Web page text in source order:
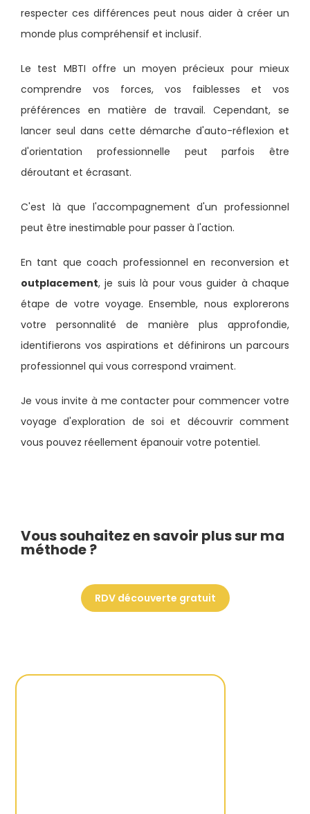
respecter ces différences peut nous aider à créer un
monde plus compréhensif et inclusif.
Le test MBTI offre un moyen précieux pour mieux
comprendre vos forces, vos faiblesses et vos
préférences en matière de travail. Cependant, se
lancer seul dans cette démarche d'auto-réflexion et
d'orientation professionnelle peut parfois être
déroutant et écrasant.
C'est là que l'accompagnement d'un professionnel
peut être inestimable pour passer à l'action.
En tant que coach professionnel en reconversion et
outplacement, je suis là pour vous guider à chaque
étape de votre voyage. Ensemble, nous explorerons
votre personnalité de manière plus approfondie,
identifierons vos aspirations et définirons un parcours
professionnel qui vous correspond vraiment.
Je vous invite à me contacter pour commencer votre
voyage d'exploration de soi et découvrir comment
vous pouvez réellement épanouir votre potentiel.
Vous souhaitez en savoir plus sur ma
méthode ?
RDV découverte gratuit